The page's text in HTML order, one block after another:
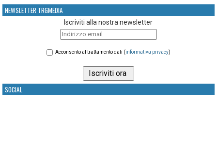
NEWSLETTER TRGMEDIA
Iscriviti alla nostra newsletter
Acconsento al trattamento dati (informativa privacy)
SOCIAL